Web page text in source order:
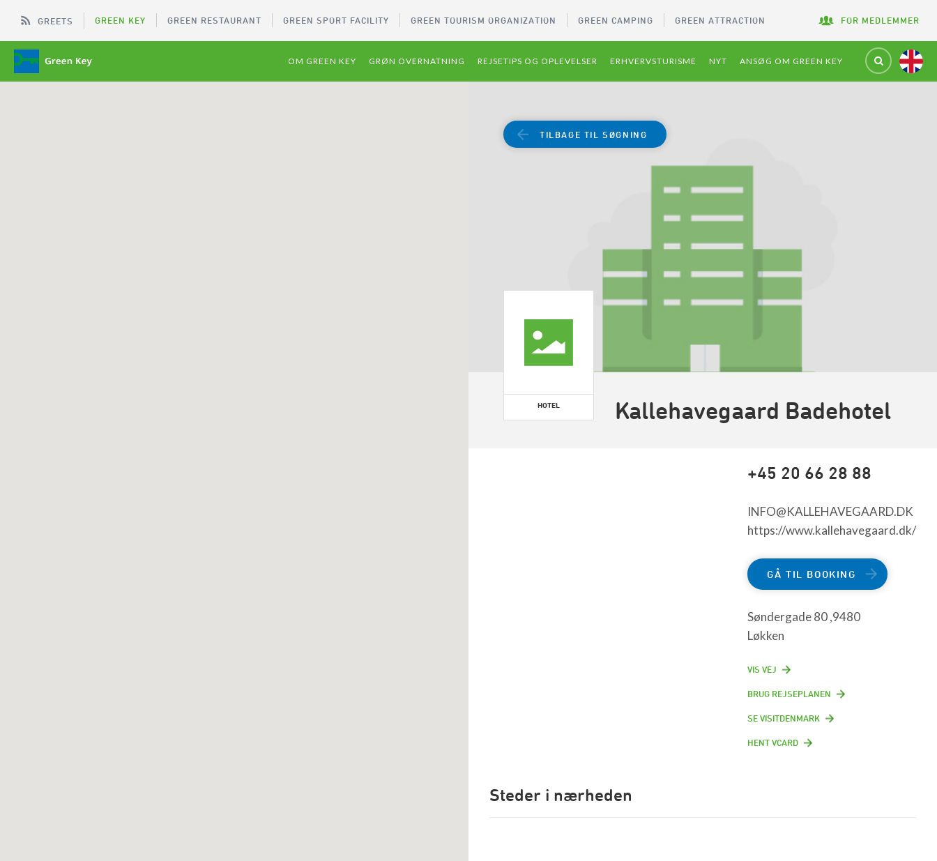
GREETS GREEN KEY GREEN RESTAURANT GREEN SPORT FACILITY GREEN TOURISM ORGANIZATION GREEN CAMPING GREEN ATTRACTION FOR MEDLEMMER
OM GREEN KEY GRØN OVERNATNING REJSETIPS OG OPLEVELSER ERHVERVSTURISME NYT ANSØG OM GREEN KEY
TILBAGE TIL SØGNING
HOTEL Kallehavegaard Badehotel
+45 20 66 28 88
INFO@KALLEHAVEGAARD.DK
https://www.kallehavegaard.dk/
GÅ TIL BOOKING
Søndergade 80 ,9480
Løkken
VIS VEJ
BRUG REJSEPLANEN
SE VISITDENMARK
HENT VCARD
Steder i nærheden